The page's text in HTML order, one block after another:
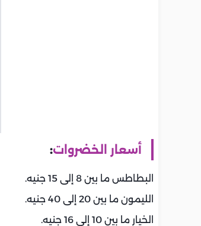
أسعار الخضروات:
البطاطس ما بين 8 إلى 15 جنيه.
الليمون ما بين 20 إلى 40 جنيه.
الخيار ما بين 10 إلى 16 جنيه.